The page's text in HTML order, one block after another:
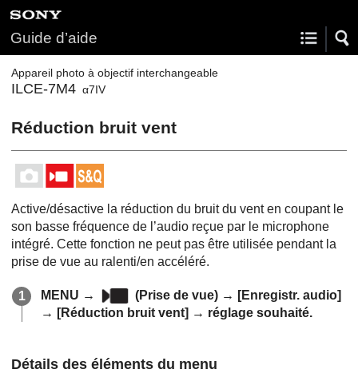
Guide d’aide
Appareil photo à objectif interchangeable
ILCE-7M4 α7IV
Réduction bruit vent
Active/désactive la réduction du bruit du vent en coupant le
son basse fréquence de l’audio reçue par le microphone
intégré. Cette fonction ne peut pas être utilisée pendant la
prise de vue au ralenti/en accéléré.
MENU → (Prise de vue) → [Enregistr. audio]
→ [Réduction bruit vent] → réglage souhaité.
Détails des éléments du menu